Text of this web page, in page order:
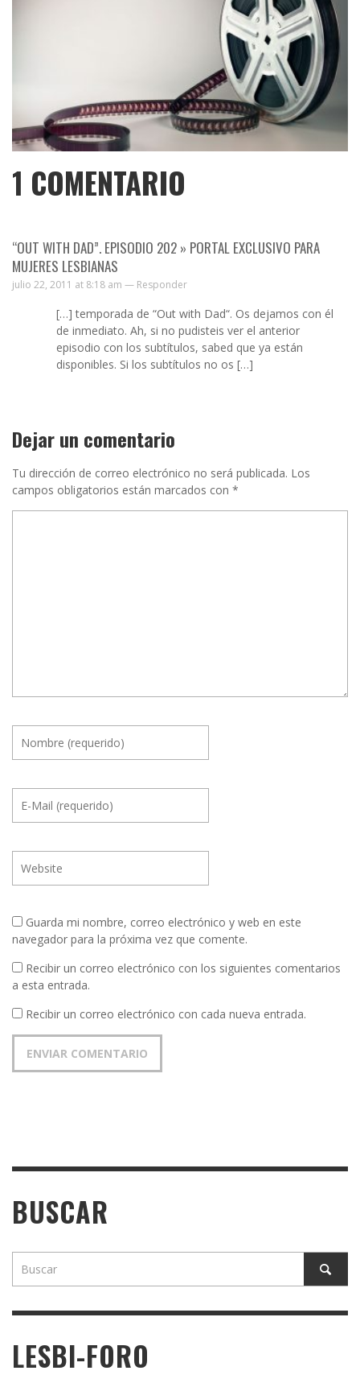
1 COMENTARIO
“OUT WITH DAD”. EPISODIO 202 » PORTAL EXCLUSIVO PARA
MUJERES LESBIANAS
julio 22, 2011 at 8:18 am — Responder
[…] temporada de “Out with Dad“. Os dejamos con él
de inmediato. Ah, si no pudisteis ver el anterior
episodio con los subtítulos, sabed que ya están
disponibles. Si los subtítulos no os […]
Dejar un comentario
Tu dirección de correo electrónico no será publicada. Los
campos obligatorios están marcados con *
Guarda mi nombre, correo electrónico y web en este
navegador para la próxima vez que comente.
Recibir un correo electrónico con los siguientes comentarios
a esta entrada.
Recibir un correo electrónico con cada nueva entrada.
BUSCAR
LESBI-FORO